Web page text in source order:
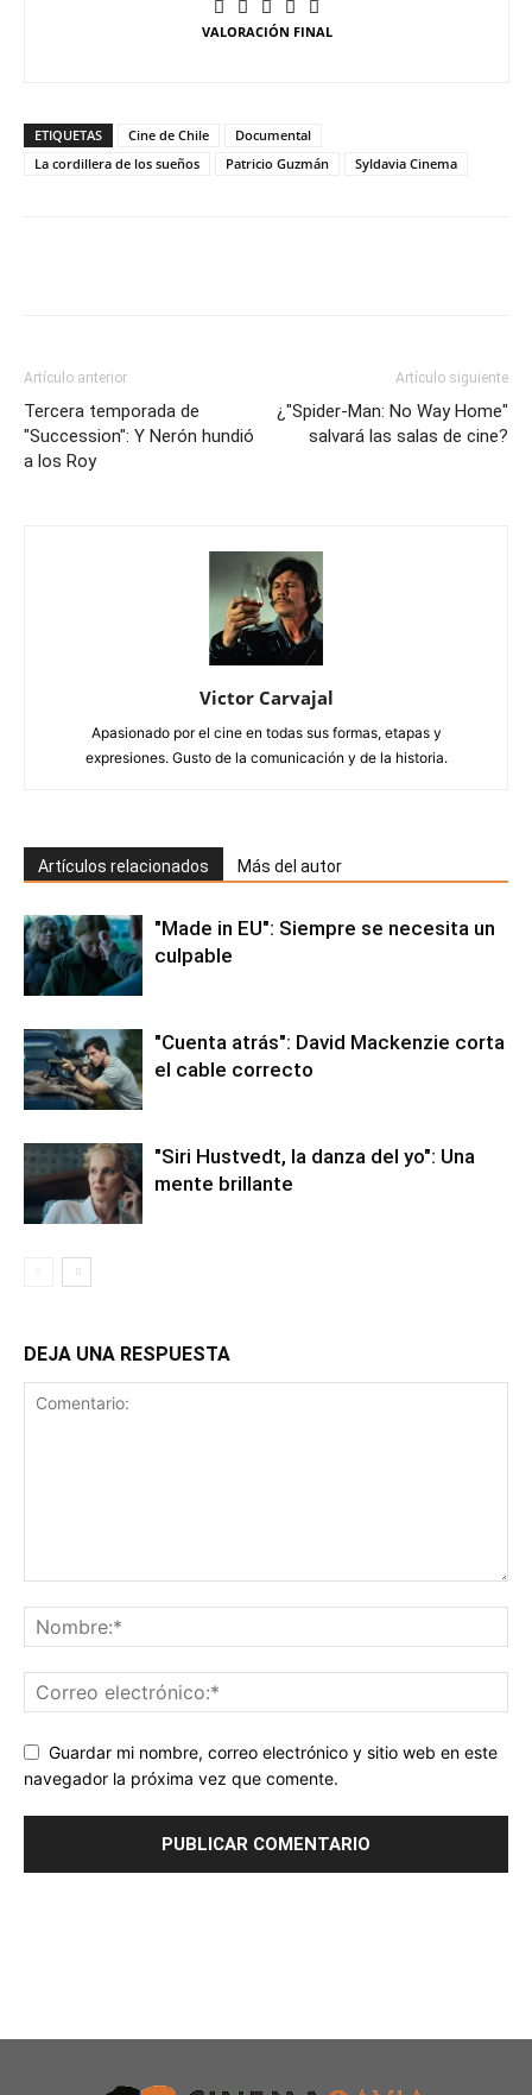
VALORACIÓN FINAL
ETIQUETAS Cine de Chile
Documental
La cordillera de los sueños
Patricio Guzmán Syldavia Cinema
Artículo anterior
Tercera temporada de
"Succession": Y Nerón hundió
a los Roy
Artículo siguiente
¿"Spider-Man: No Way Home"
salvará las salas de cine?
Victor Carvajal
Apasionado por el cine en todas sus formas, etapas y
expresiones. Gusto de la comunicación y de la historia.
Artículos relacionados Más del autor
"Made in EU": Siempre se necesita un
culpable
"Cuenta atrás": David Mackenzie corta
el cable correcto
"Siri Hustvedt, la danza del yo": Una
mente brillante
DEJA UNA RESPUESTA
Guardar mi nombre, correo electrónico y sitio web en este
navegador la próxima vez que comente.